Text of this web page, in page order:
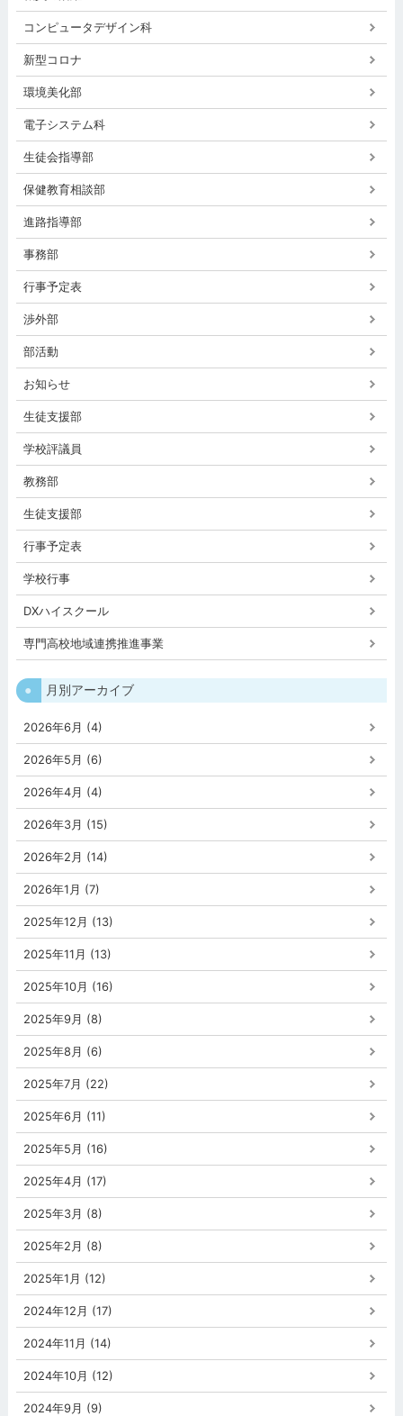
コンピュータデザイン科
新型コロナ
環境美化部
電子システム科
生徒会指導部
保健教育相談部
進路指導部
事務部
行事予定表
渉外部
部活動
お知らせ
生徒支援部
学校評議員
教務部
生徒支援部
行事予定表
学校行事
DXハイスクール
専門高校地域連携推進事業
月別アーカイブ
2026年6月 (4)
2026年5月 (6)
2026年4月 (4)
2026年3月 (15)
2026年2月 (14)
2026年1月 (7)
2025年12月 (13)
2025年11月 (13)
2025年10月 (16)
2025年9月 (8)
2025年8月 (6)
2025年7月 (22)
2025年6月 (11)
2025年5月 (16)
2025年4月 (17)
2025年3月 (8)
2025年2月 (8)
2025年1月 (12)
2024年12月 (17)
2024年11月 (14)
2024年10月 (12)
2024年9月 (9)